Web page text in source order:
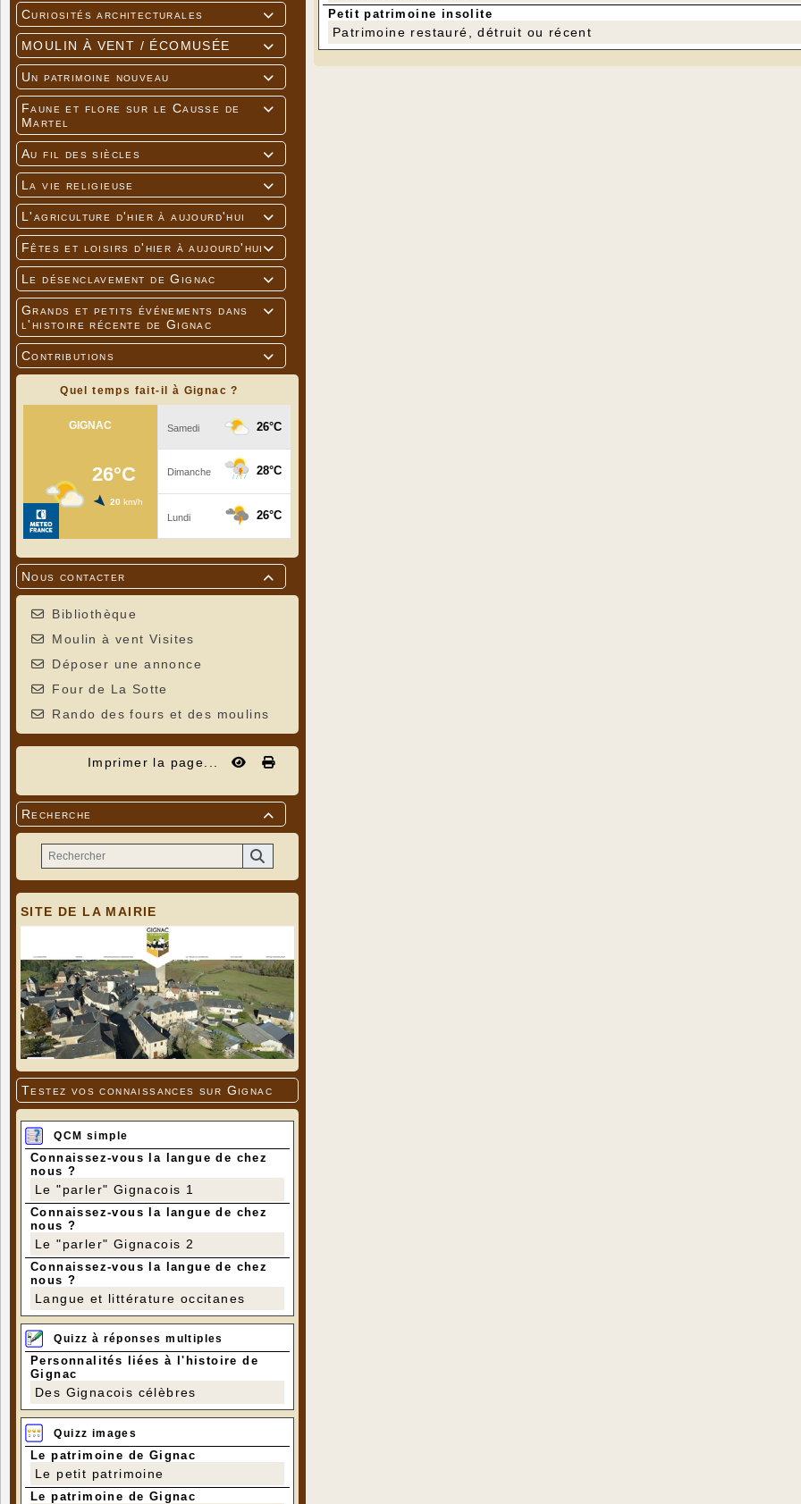

Curiosités architecturales

MOULIN À VENT / ÉCOMUSÉE

Un patrimoine nouveau

Faune et flore sur le Causse de
Martel

Au fil des siècles

La vie religieuse

L'agriculture d'hier à aujourd'hui

Fêtes et loisirs d'hier à aujourd'hui

Le désenclavement de Gignac

Grands et petits événements dans
l'histoire récente de Gignac

Contributions
Quel temps fait-il à Gignac ?

Nous contacter
Bibliothèque
Moulin à vent Visites
Déposer une annonce
Four de La Sotte
Rando des fours et des moulins
Imprimer la page...

Recherche
SITE DE LA MAIRIE
Testez vos connaissances sur Gignac
QCM simple
Connaissez-vous la langue de chez
nous ?
Le "parler" Gignacois 1
Connaissez-vous la langue de chez
nous ?
Le "parler" Gignacois 2
Connaissez-vous la langue de chez
nous ?
Langue et littérature occitanes
Quizz à réponses multiples
Personnalités liées à l'histoire de
Gignac
Des Gignacois célèbres
Quizz images
Le patrimoine de Gignac
Le petit patrimoine
Le patrimoine de Gignac
Petit patrimoine insolite
Patrimoine restauré, détruit ou récent